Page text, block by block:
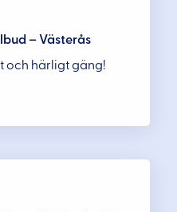
– Västerås
och härligt gäng!